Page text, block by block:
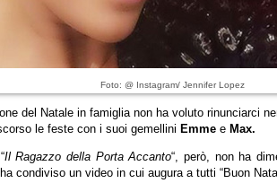
Foto: @ Instagram/ Jennifer Lopez
del Natale in famiglia non ha voluto rinunciarci
le feste con i suoi gemellini Emmee Max.
Il Ragazzo della Porta Accanto“, però, non ha
condiviso un video in cui augura a tutti “Buon